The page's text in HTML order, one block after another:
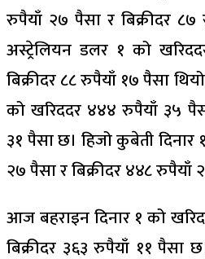
रुपैयाँ २७ पैसा र बिक्रीदर
अस्ट्रेलियन डलर १ को
बिक्रीदर ८८ रुपैयाँ १७ पैसा
को खरिददर ४४४ रुपैयाँ ३५
३१ पैसा छ। हिजो कुबेती
२७ पैसा र बिक्रीदर ४४८ रुपैयाँ
आज बहराइन दिनार १ को
बिक्रीदर ३६३ रुपैयाँ ११ पैसा